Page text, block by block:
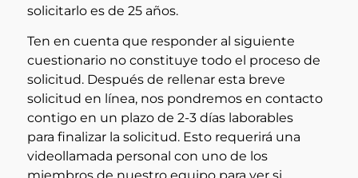
solicitarlo es de 25 años.
Ten en cuenta que responder al siguiente
cuestionario no constituye todo el proceso de
solicitud. Después de rellenar esta breve
solicitud en línea, nos pondremos en contacto
contigo en un plazo de 2-3 días laborables
para finalizar la solicitud. Esto requerirá una
videollamada personal con uno de los